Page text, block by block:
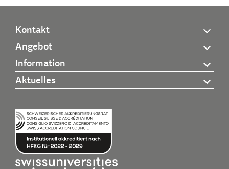
Kontakt
Angebot
Information
Aktuelles